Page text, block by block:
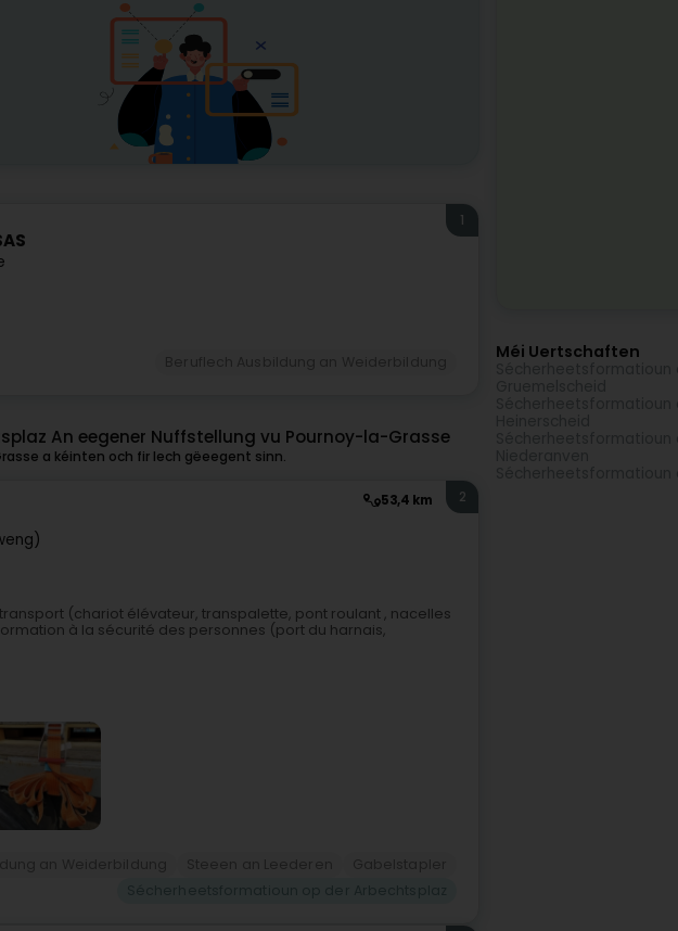
1
An eegener Nuffstellung vu Pournoy-la-Grasse
a kéinten och fir Iech gëeegent sinn.
53,4 km 2
(chariot élévateur, transpalette, pont roulant , nacelles
à la sécurité des personnes (port du harnais,
Méi Uertschaften